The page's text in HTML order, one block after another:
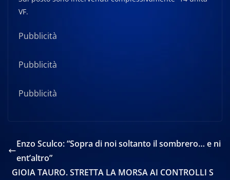
VF.
Pubblicità
Pubblicità
Pubblicità
Enzo Sculco: “Sopra di noi soltanto il sombrero… e ni
ent’altro”
GIOIA TAURO. STRETTA LA MORSA AI CONTROLLI S